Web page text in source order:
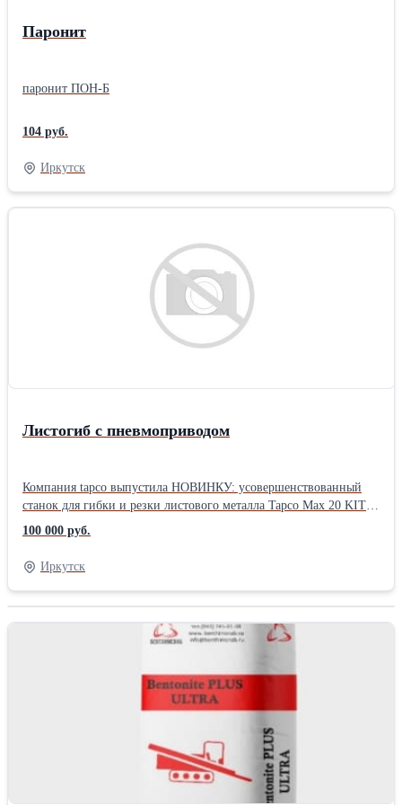
Паронит
паронит ПОН-Б
104 руб.
Иркутск
Листогиб с пневмоприводом
Компания tapco выпустила НОВИНКУ: усовершенствованный
станок для гибки и резки листового металла Tapсo Max 20 KIT-1.
с пневмоприводом Новый Тарсо МАХ 20 KIT-1 пневматический
предназначен для частичной автоматизации и облегчения работы
на станке. С помощью данного оборудования фиксирующая и
гибочная балки приводятся в действие с помощью
пневмоцилиндров, что позволяет полностью уйти от ручной
подключения практически к любой компрессорной системе.
Верхний пневматический цилиндр. Обеспечивает быструю и
позволяет точно позиционировать материал перед гибкой и
резкой. Переносная стойка управления. Элементы управления
пневмоцилиндры. Данная система позволяет увеличить скорость
работы на станке на 50%. Нижние пневмоцилиндры приводят в
действие гибочную балку полностью исключая ручной труд.
Быстрая система монтажа. Пневматический комплект может
100 000 руб.
Иркутск